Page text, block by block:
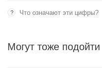
? Что означают эти цифры?
Могут тоже подойти